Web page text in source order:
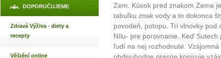
DOPORUČUJEME
Zdravá Výživa - diety a
recepty
Věštění online
Zem. Kúsok pred znakom Zeme
tabuľku znak vody a to dokonca
povodeň, potopu. Tri vlnovky
Nílu- pre porovnanie. Keď
ľudí na nej rozhodnuté.